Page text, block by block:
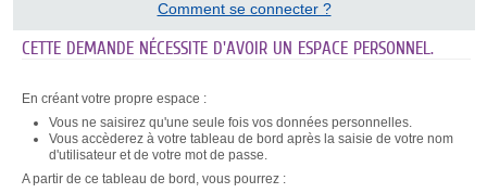
Comment se connecter ?
CETTE DEMANDE NÉCESSITE D'AVOIR UN ESPACE PERSONNEL.
En créant votre propre espace :
Vous ne saisirez qu'une seule fois vos données personnelles.
Vous accèderez à votre tableau de bord après la saisie de votre nom
d'utilisateur et de votre mot de passe.
A partir de ce tableau de bord, vous pourrez :